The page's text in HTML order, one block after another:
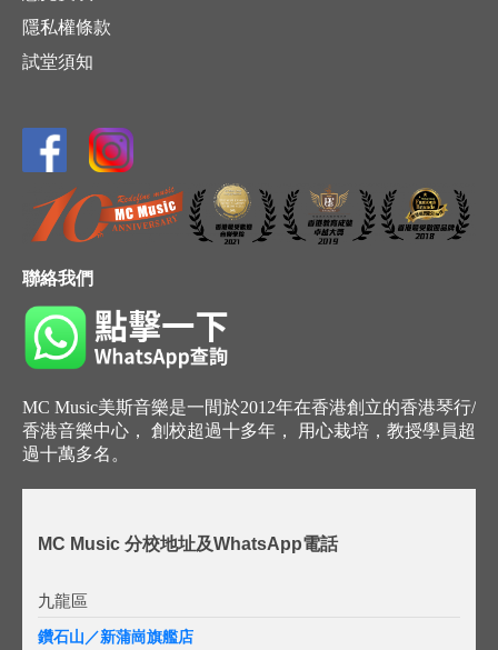
隱私權條款
試堂須知
聯絡我們
MC Music美斯音樂是一間於2012年在香港創立的香港琴行/
香港音樂中心， 創校超過十多年， 用心栽培，教授學員超
過十萬多名。
MC Music 分校地址及WhatsApp電話
九龍區
鑽石山／新蒲崗旗艦店